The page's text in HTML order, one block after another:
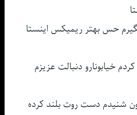
حس بهتر ریمیکس اینستا
خیابونارو دنبالت عزیزم
شنیدم دست روت بلند کرده